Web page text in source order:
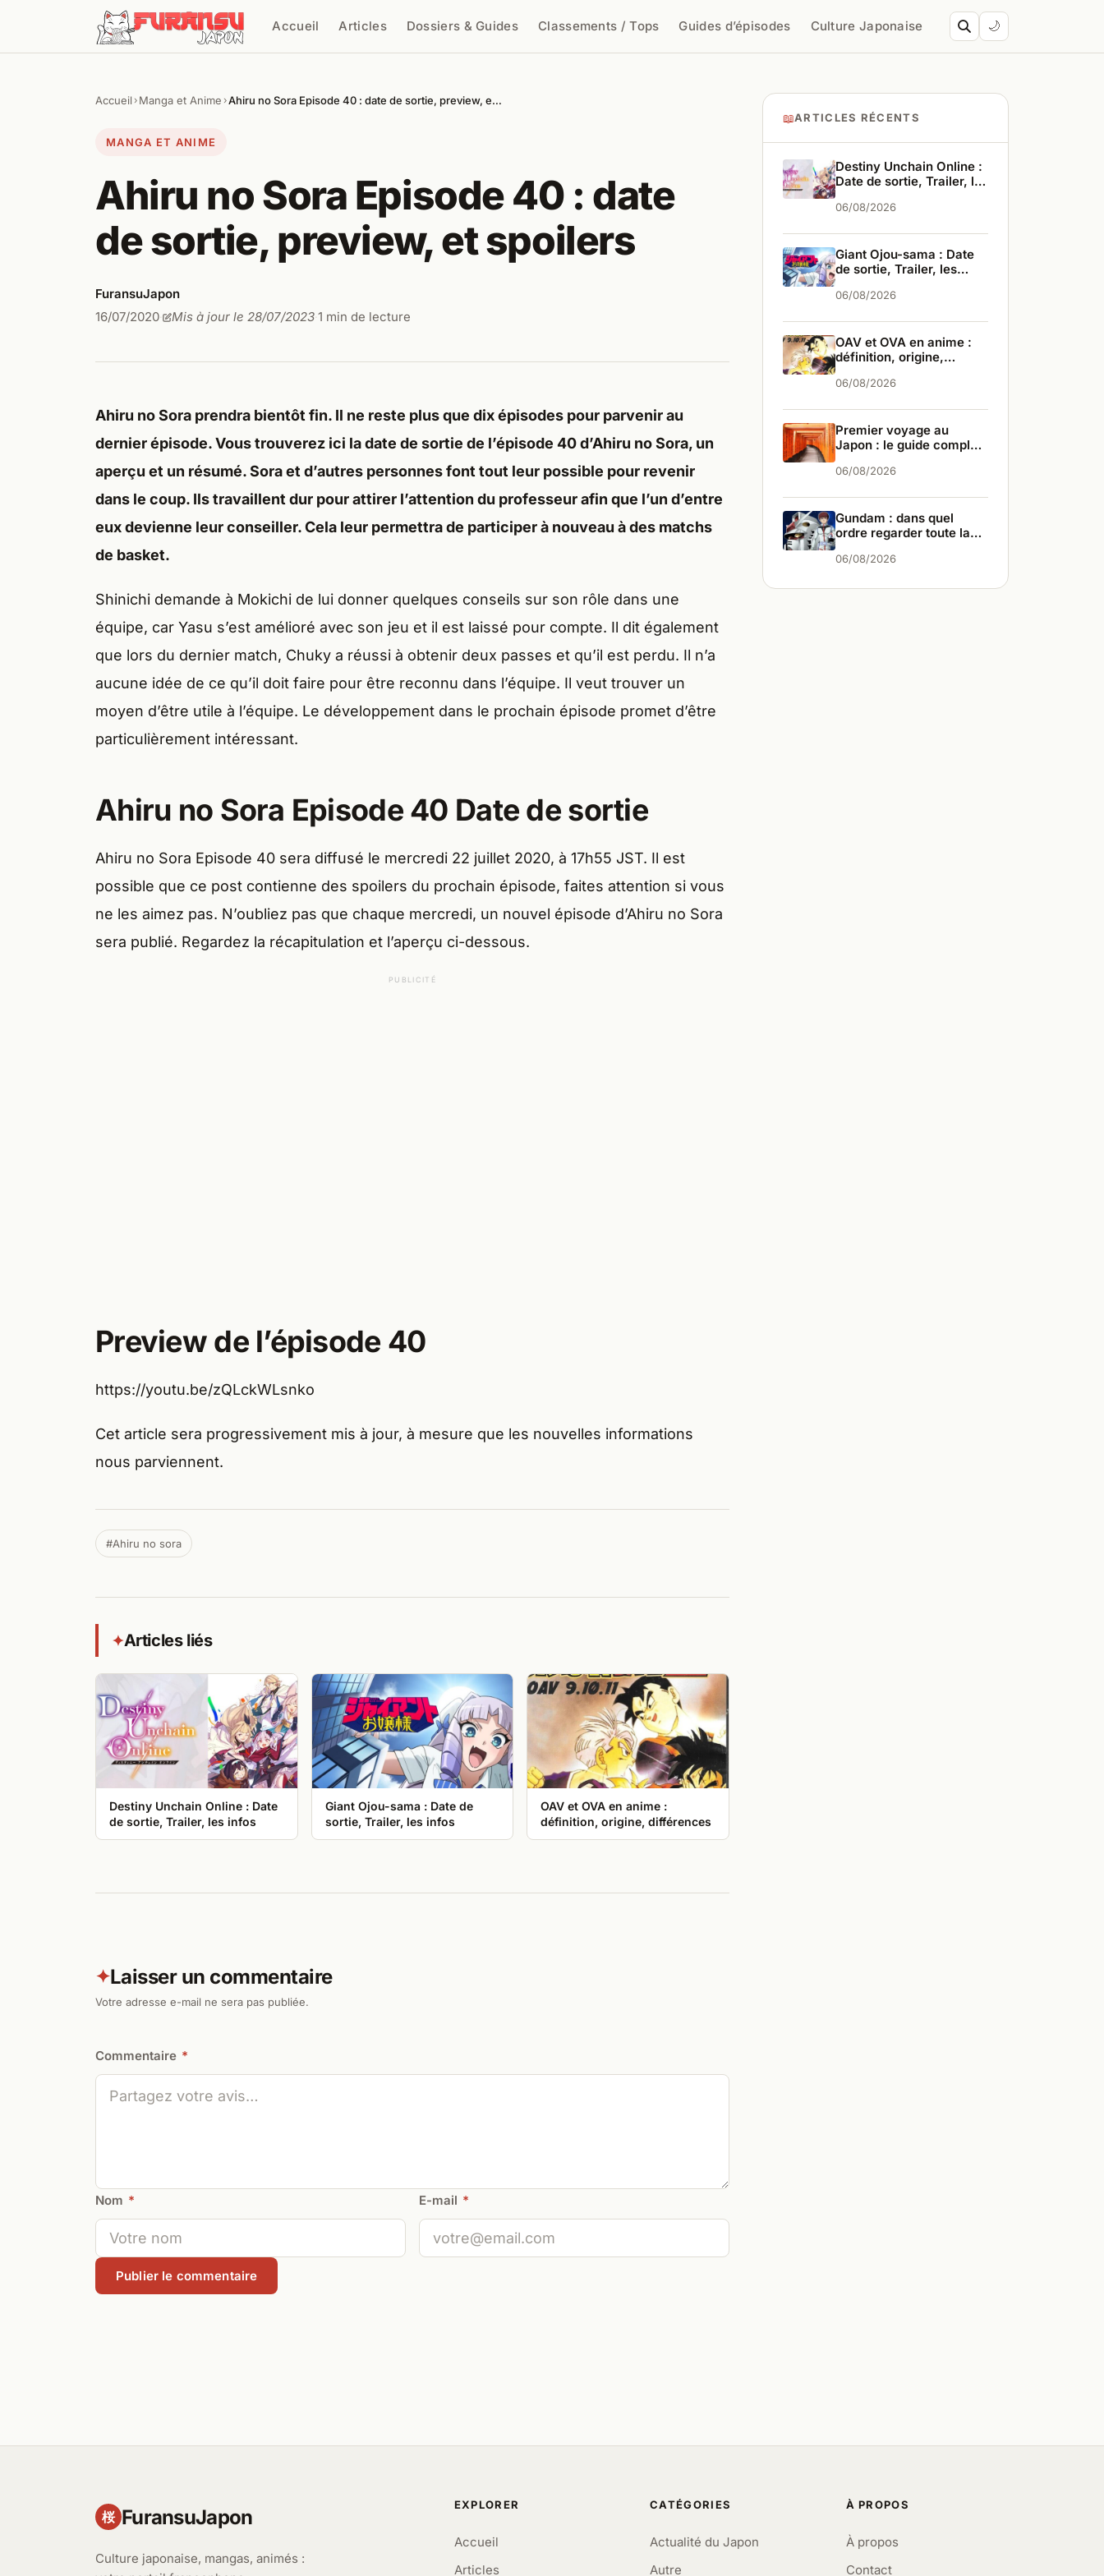
Aller au contenu
Accueil Articles Dossiers & Guides Classements / Tops Guides d’épisodes Culture Japonaise 🌙
Chercher
Accueil › Manga et Anime ›Ahiru no Sora Episode 40 : date de sortie, preview, e…
MANGA ET ANIME
Ahiru no Sora Episode 40 : date
de sortie, preview, et spoilers
FuransuJapon
16/07/2020· Mis à jour le 28/07/2023·1 min de lecture
Ahiru no Sora prendra bientôt fin. Il ne reste plus que dix épisodes pour parvenir au
dernier épisode. Vous trouverez ici la date de sortie de l’épisode 40 d’Ahiru no Sora, un
aperçu et un résumé. Sora et d’autres personnes font tout leur possible pour revenir
dans le coup. Ils travaillent dur pour attirer l’attention du professeur afin que l’un d’entre
eux devienne leur conseiller. Cela leur permettra de participer à nouveau à des matchs
de basket.
Shinichi demande à Mokichi de lui donner quelques conseils sur son rôle dans une
équipe, car Yasu s’est amélioré avec son jeu et il est laissé pour compte. Il dit également
que lors du dernier match, Chuky a réussi à obtenir deux passes et qu’il est perdu. Il n’a
aucune idée de ce qu’il doit faire pour être reconnu dans l’équipe. Il veut trouver un
moyen d’être utile à l’équipe. Le développement dans le prochain épisode promet d’être
particulièrement intéressant.
Ahiru no Sora Episode 40 Date de sortie
Ahiru no Sora Episode 40 sera diffusé le mercredi 22 juillet 2020, à 17h55 JST. Il est
possible que ce post contienne des spoilers du prochain épisode, faites attention si vous
ne les aimez pas. N’oubliez pas que chaque mercredi, un nouvel épisode d’Ahiru no Sora
sera publié. Regardez la récapitulation et l’aperçu ci-dessous.
PUBLICITÉ
Preview de l’épisode 40
https://youtu.be/zQLckWLsnko
Cet article sera progressivement mis à jour, à mesure que les nouvelles informations
nous parviennent.
#Ahiru no sora
✦Articles liés
Destiny Unchain Online : Date
de sortie, Trailer, les infos
Giant Ojou-sama : Date de
sortie, Trailer, les infos
OAV et OVA en anime :
définition, origine, différences
✦Laisser un commentaire
Votre adresse e-mail ne sera pas publiée.
Commentaire *
Nom * E-mail *
📖ARTICLES RÉCENTS
Destiny Unchain Online :
Date de sortie, Trailer, les
06/08/2026
Giant Ojou-sama : Date
de sortie, Trailer, les
06/08/2026
OAV et OVA en anime :
définition, origine,
06/08/2026
Premier voyage au
Japon : le guide complet
06/08/2026
Gundam : dans quel
ordre regarder toute la
06/08/2026
桜 FuransuJapon
Culture japonaise, mangas, animés :
EXPLORER
Accueil
Articles
CATÉGORIES
Actualité du Japon
Autre
À PROPOS
À propos
Contact